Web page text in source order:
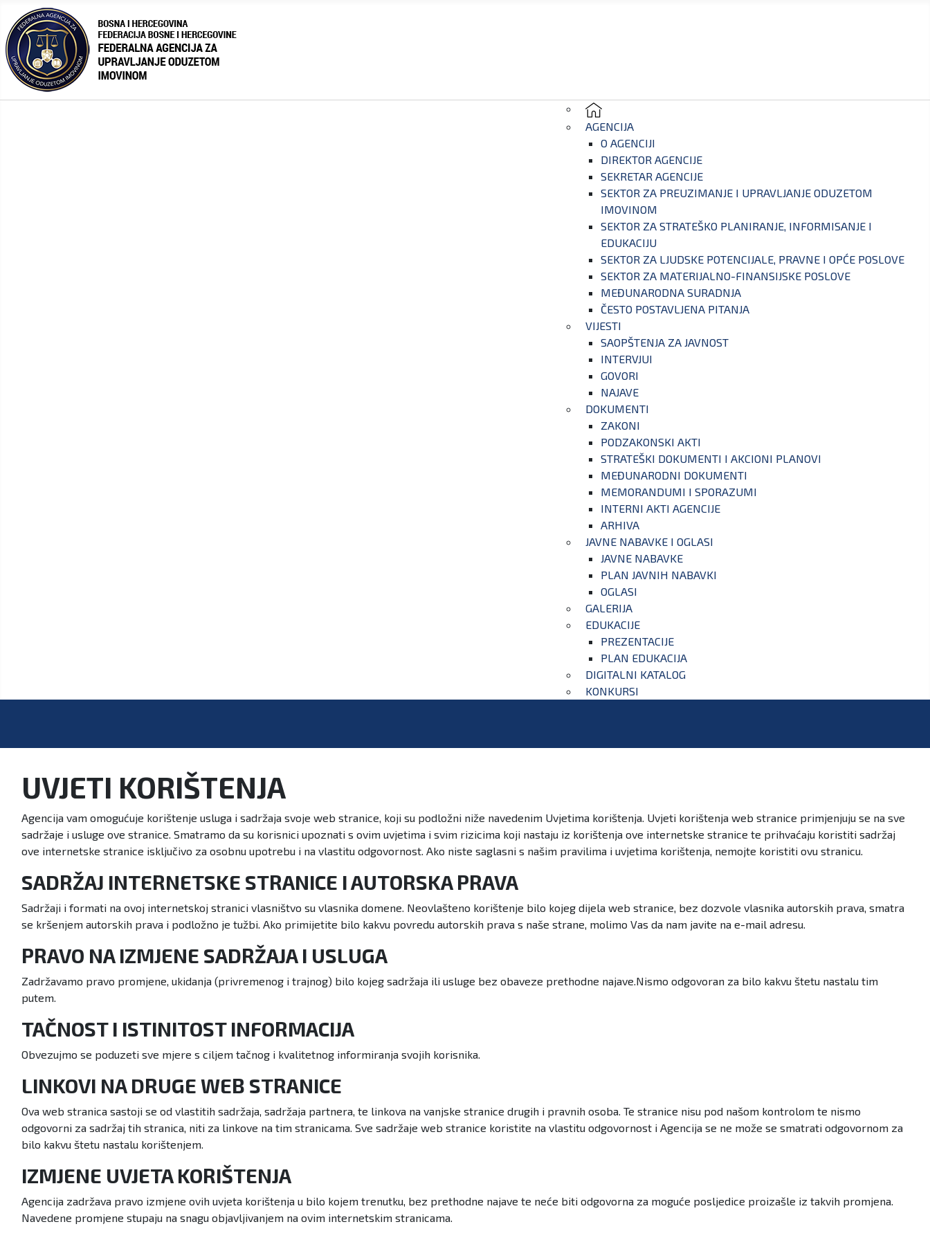
AGENCIJA
O AGENCIJI
DIREKTOR AGENCIJE
SEKRETAR AGENCIJE
SEKTOR ZA PREUZIMANJE I UPRAVLJANJE ODUZETOM
IMOVINOM
SEKTOR ZA STRATEŠKO PLANIRANJE, INFORMISANJE I
EDUKACIJU
SEKTOR ZA LJUDSKE POTENCIJALE, PRAVNE I OPĆE POSLOVE
SEKTOR ZA MATERIJALNO-FINANSIJSKE POSLOVE
MEĐUNARODNA SURADNJA
ČESTO POSTAVLJENA PITANJA
VIJESTI
SAOPŠTENJA ZA JAVNOST
INTERVJUI
GOVORI
NAJAVE
DOKUMENTI
ZAKONI
PODZAKONSKI AKTI
STRATEŠKI DOKUMENTI I AKCIONI PLANOVI
MEĐUNARODNI DOKUMENTI
MEMORANDUMI I SPORAZUMI
INTERNI AKTI AGENCIJE
ARHIVA
JAVNE NABAVKE I OGLASI
JAVNE NABAVKE
PLAN JAVNIH NABAVKI
OGLASI
GALERIJA
EDUKACIJE
PREZENTACIJE
PLAN EDUKACIJA
DIGITALNI KATALOG
KONKURSI
UVJETI KORIŠTENJA
Agencija vam omogućuje korištenje usluga i sadržaja svoje web stranice, koji su podložni niže navedenim Uvjetima korištenja. Uvjeti korištenja web stranice primjenjuju se na sve
sadržaje i usluge ove stranice. Smatramo da su korisnici upoznati s ovim uvjetima i svim rizicima koji nastaju iz korištenja ove internetske stranice te prihvaćaju koristiti sadržaj
ove internetske stranice isključivo za osobnu upotrebu i na vlastitu odgovornost. Ako niste saglasni s našim pravilima i uvjetima korištenja, nemojte koristiti ovu stranicu.
SADRŽAJ INTERNETSKE STRANICE I AUTORSKA PRAVA
Sadržaji i formati na ovoj internetskoj stranici vlasništvo su vlasnika domene. Neovlašteno korištenje bilo kojeg dijela web stranice, bez dozvole vlasnika autorskih prava, smatra
se kršenjem autorskih prava i podložno je tužbi. Ako primijetite bilo kakvu povredu autorskih prava s naše strane, molimo Vas da nam javite na e-mail adresu.
PRAVO NA IZMJENE SADRŽAJA I USLUGA
Zadržavamo pravo promjene, ukidanja (privremenog i trajnog) bilo kojeg sadržaja ili usluge bez obaveze prethodne najave.Nismo odgovoran za bilo kakvu štetu nastalu tim
putem.
TAČNOST I ISTINITOST INFORMACIJA
Obvezujmo se poduzeti sve mjere s ciljem tačnog i kvalitetnog informiranja svojih korisnika.
LINKOVI NA DRUGE WEB STRANICE
Ova web stranica sastoji se od vlastitih sadržaja, sadržaja partnera, te linkova na vanjske stranice drugih i pravnih osoba. Te stranice nisu pod našom kontrolom te nismo
odgovorni za sadržaj tih stranica, niti za linkove na tim stranicama. Sve sadržaje web stranice koristite na vlastitu odgovornost i Agencija se ne može se smatrati odgovornom za
bilo kakvu štetu nastalu korištenjem.
IZMJENE UVJETA KORIŠTENJA
Agencija zadržava pravo izmjene ovih uvjeta korištenja u bilo kojem trenutku, bez prethodne najave te neće biti odgovorna za moguće posljedice proizašle iz takvih promjena.
Navedene promjene stupaju na snagu objavljivanjem na ovim internetskim stranicama.